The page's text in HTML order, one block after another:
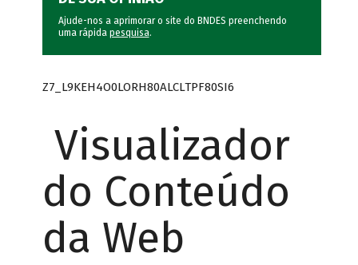
Ajude-nos a aprimorar o site do BNDES preenchendo
uma rápida pesquisa.
Z7_L9KEH4O0LORH80ALCLTPF80SI6
Visualizador
do Conteúdo
da Web